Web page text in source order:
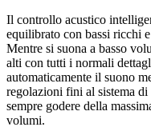
Il controllo acustico
equilibrato con bassi ricchi
Mentre si suona a basso
alti con tutti i normali
automaticamente il suono
regolazioni fini al sistema di
sempre godere della
volumi.